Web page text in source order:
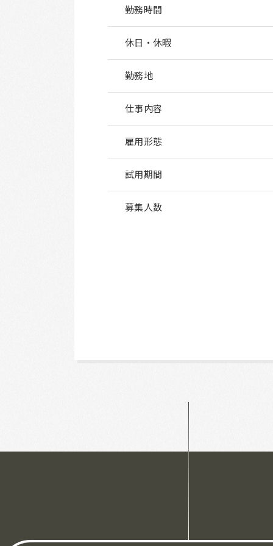
勤務時間
休日・休暇
勤務地
仕事内容
雇用形態
試用期間
募集人数